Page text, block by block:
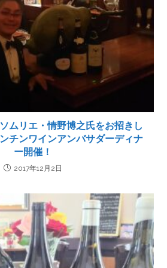
ムリエ・情野博之氏をお招きし
チンワインアンバサダーディナ
ー開催！
2017年12月2日